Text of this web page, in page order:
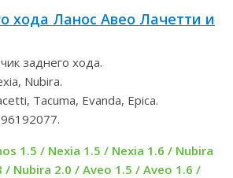
хода Ланос Авео Лачетти и
заднего хода.
Nubira.
Tacuma, Evanda, Epica.
1.5 / Nexia 1.5 / Nexia 1.6 / Nubira
/ Nubira 2.0 / Aveo 1.5 / Aveo 1.6 /